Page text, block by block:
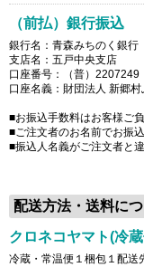
（前払）銀行振込
銀行名：青森みちのく銀行
支店名：五戸中央支店
口座番号：（普）2207249
口座名義：財団法人 新郷
■お振込手数料はお客様ご
■ご注文者のお名前でお振込
■振込人名義がご注文者と
配送方法・送料に
クロネコヤマト(冷蔵
冷蔵・常温便１梱包１配送